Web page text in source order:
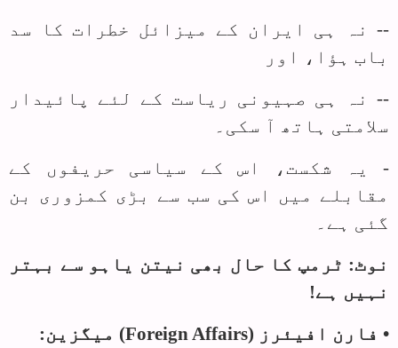
-- نہ ہی ایران کے میزائل خطرات کا سد
باب ہؤا، اور
-- نہ ہی صہیونی ریاست کے لئے پائیدار
سلامتی ہاتھ آ سکی۔
- یہ شکست، اس کے سیاسی حریفوں کے
مقابلے میں اس کی سب سے بڑی کمزوری بن
گئی ہے۔
نوٹ: ٹرمپ کا حال بھی نیتن یاہو سے بہتر
نہیں ہے!
• فارن افیئرز (Foreign Affairs) میگزین: